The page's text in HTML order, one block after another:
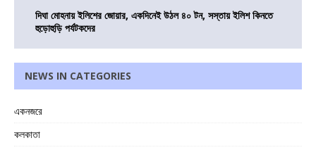
দিঘা মোহনায় ইলিশের জোয়ার, একদিনেই উঠল ৪০ টন, সস্তায় ইলিশ কিনতে
হুড়োহুড়ি পর্যটকদের
NEWS IN CATEGORIES
একনজরে
কলকাতা